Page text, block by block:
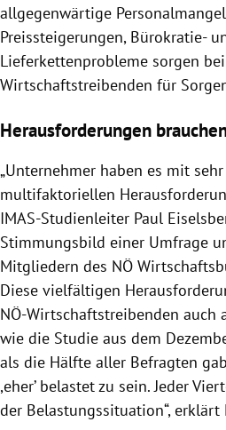
Untermenü
allgegenwärtige
Preissteigerungen, Bürokratie-
Lieferkettenprobleme sorgen bei
Wirtschaftstreibenden für
Herausforderungen
„Unternehmer haben es mit
multifaktoriellen
IMAS-Studienleiter Paul
Stimmungsbild einer Umfrage
Mitgliedern des NÖ
Diese vielfältigen
NÖ-Wirtschaftstreibenden auch
wie die Studie aus dem
als die Hälfte aller Befragten
,eher’ belastet zu sein. Jeder
der Belastungssituation“, erklärt